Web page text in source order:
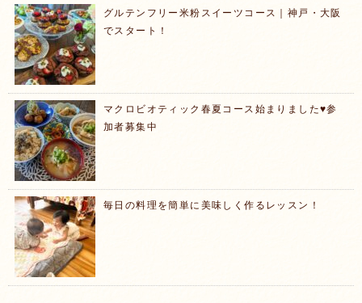
グルテンフリー米粉スイーツコース｜神戸・大阪
でスタート！
マクロビオティック春夏コース始まりました♥️参
加者募集中
毎日の料理を簡単に美味しく作るレッスン！